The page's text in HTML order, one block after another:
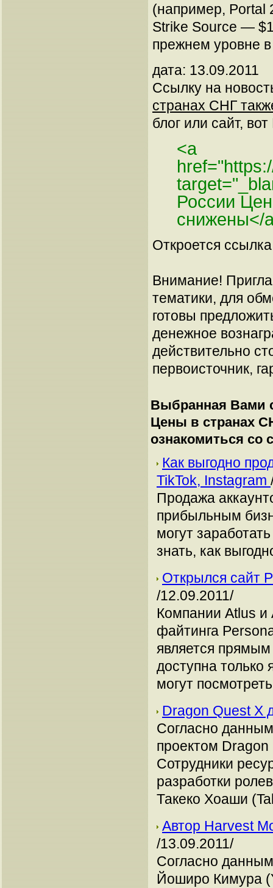
(например, Portal
Strike Source —
прежнем уровне
дата: 13.09.2011
Ссылку на
странах СНГ
блог или сайт,
<a
России
снижены</
Откроется
Внимание!
тематики, для
готовы
денежное
действительно
первоисточник,
Выбранная Вами
Цены в странах
ознакомиться
Как выгодно
TikTok, Instagram
Продажа
прибыльным
могут
знать, как
Открылся сайт
/12.09.2011/
Компании Atlus и
файтинга
является
доступна только
могут
Dragon Quest X
Согласно
проектом Dragon
Сотрудники
разработки
Такеко Хоаши
Автор Harvest
/13.09.2011/
Согласно
Йоширо Кимура